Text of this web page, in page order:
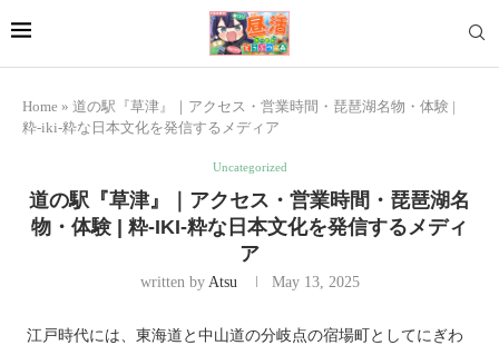
Home » 道の駅『草津』｜アクセス・営業時間・琵琶湖名物・体験 |
粋-iki-粋な日本文化を発信するメディア
Uncategorized
道の駅『草津』｜アクセス・営業時間・琵琶湖名
物・体験 | 粋-IKI-粋な日本文化を発信するメディ
ア
written by Atsu May 13, 2025
江戸時代には、東海道と中山道の分岐点の宿場町としてにぎわ